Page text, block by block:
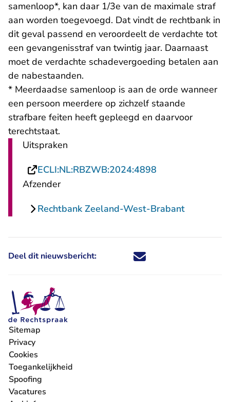
samenloop*, kan daar 1/3e van de maximale straf
aan worden toegevoegd. Dat vindt de rechtbank in
dit geval passend en veroordeelt de verdachte tot
een gevangenisstraf van twintig jaar. Daarnaast
moet de verdachte schadevergoeding betalen aan
de nabestaanden.
* Meerdaadse samenloop is aan de orde wanneer
een persoon meerdere op zichzelf staande
strafbare feiten heeft gepleegd en daarvoor
terechtstaat.
Uitspraken
ECLI:NL:RBZWB:2024:4898
Afzender
Rechtbank Zeeland-West-Brabant
Deel dit nieuwsbericht: Deel dit nieuwsbericht via X -
Deel dit nieuwsbericht via
Deel dit nieuwsbericht
Deel dit
Sitemap
Privacy
Cookies
Toegankelijkheid
Spoofing
Vacatures
- U verlaat Rechtspraak.nl